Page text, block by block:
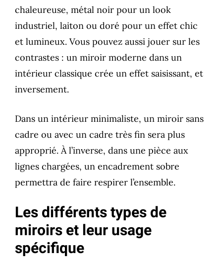
chaleureuse, métal noir pour un look
industriel, laiton ou doré pour un effet chic
et lumineux. Vous pouvez aussi jouer sur les
contrastes : un miroir moderne dans un
intérieur classique crée un effet saisissant, et
inversement.
Dans un intérieur minimaliste, un miroir sans
cadre ou avec un cadre très fin sera plus
approprié. À l’inverse, dans une pièce aux
lignes chargées, un encadrement sobre
permettra de faire respirer l’ensemble.
Les différents types de
miroirs et leur usage
spécifique